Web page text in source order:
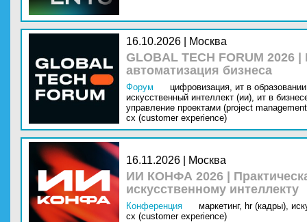
16.10.2026 | Москва
GLOBAL TECH FORUM
автоматизация бизнеса
Форум цифровизация, ит в
искусственный интеллект (ии), ит в
управление проектами (project
cx (customer experience)
16.11.2026 | Москва
ИИ КОНФА 2026 |
искусственному интеллекту
Конференция маркетинг, hr (кадры),
cx (customer experience)